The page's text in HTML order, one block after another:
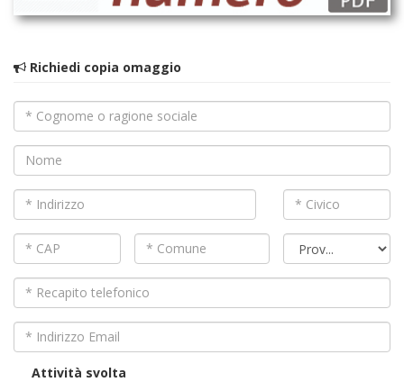
Richiedi copia omaggio
Attività svolta